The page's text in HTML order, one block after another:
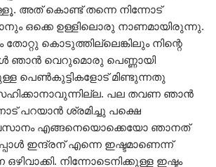
അത് കൊണ്ട് തന്നെ നിന്നോട്
ഒക്കെ ഉള്ളിലൊരു നാണമായിരുന്നു.
തോറ്റു കൊടുത്തില്ലെങ്കിലും നിന്റെ
ഞാൻ വെറുമൊരു പെണ്ണായി
പെൺകുട്ടികളോട് മിണ്ടുന്നതു
പല തവണ ഞാൻ
പറയാൻ ശ്രമിച്ചു പക്ഷെ
എങ്ങനെയൊക്കെയോ ഞാനത്
ഇന്ദ്രന് എന്നെ ഇഷ്ടമാണെന്ന്
നിന്നോടെനിക്കുള്ള ഇഷ്ടം